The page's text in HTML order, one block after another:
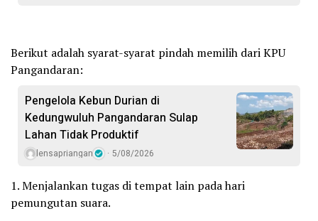
Berikut adalah syarat-syarat pindah memilih dari KPU
Pangandaran:
Pengelola Kebun Durian di
Kedungwuluh Pangandaran Sulap
Lahan Tidak Produktif ‎
lensapriangan 5/08/2026
1. Menjalankan tugas di tempat lain pada hari
pemungutan suara.